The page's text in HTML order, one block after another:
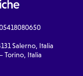
Salerno, Italia
Torino, Italia